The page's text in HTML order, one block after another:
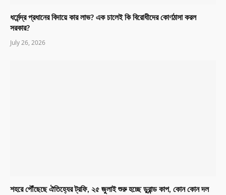
ধর্মেন্দ্র প্রধানের বিদায়ে কার লাভ? এক চালেই কি বিরোধীদের কোণঠাসা করল
সরকার?
July 26, 2026
শহরে পৌঁছেছে ঐতিহ্যের ট্রফি, ২৫ জুলাই শুরু হচ্ছে ডুরান্ড কাপ, কোন কোন দল